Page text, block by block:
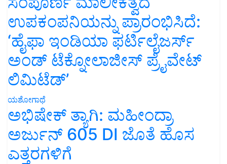
ಉಪಕಂಪನಿಯನ್ನು ಪ್ರಾರಂಭಿಸಿದೆ:
‘ಹೈಫಾ ಇಂಡಿಯಾ ಫರ್ಟಿಲೈಜರ್ಸ್
ಅಂಡ್ ಟೆಕ್ನೋಲಾಜೀಸ್ ಪ್ರೈವೇಟ್
ಲಿಮಿಟೆಡ್’
ಯಶೋಗಾಥೆ
ಅಭಿಷೇಕ್ ತ್ಯಾಗಿ: ಮಹೀಂದ್ರಾ
ಅರ್ಜುನ್ 605 DI ಜೊತೆ ಹೊಸ
ಎತ್ತರಗಳಿಗೆ